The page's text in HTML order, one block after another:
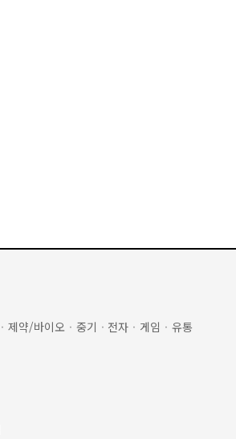
· 제약/바이오 · 중기 · 전자 · 게임 · 유통